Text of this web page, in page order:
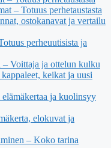
– Totuus perhetaustasta
ostokanavat ja vertailu
perheuutisista ja
Voittaja ja ottelun kulku
keikat ja uusi
ja kuolinsyy
elokuvat ja
– Koko tarina